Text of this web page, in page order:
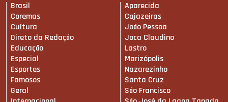
Brasil
Coremas
Cultura
Direto da Redação
Educação
Especial
Esportes
Famosos
Geral
Aparecida
Cajazeiras
João Pessoa
Joca Claudino
Lastro
Marizópolis
Nazarezinho
Santa Cruz
São Francisco